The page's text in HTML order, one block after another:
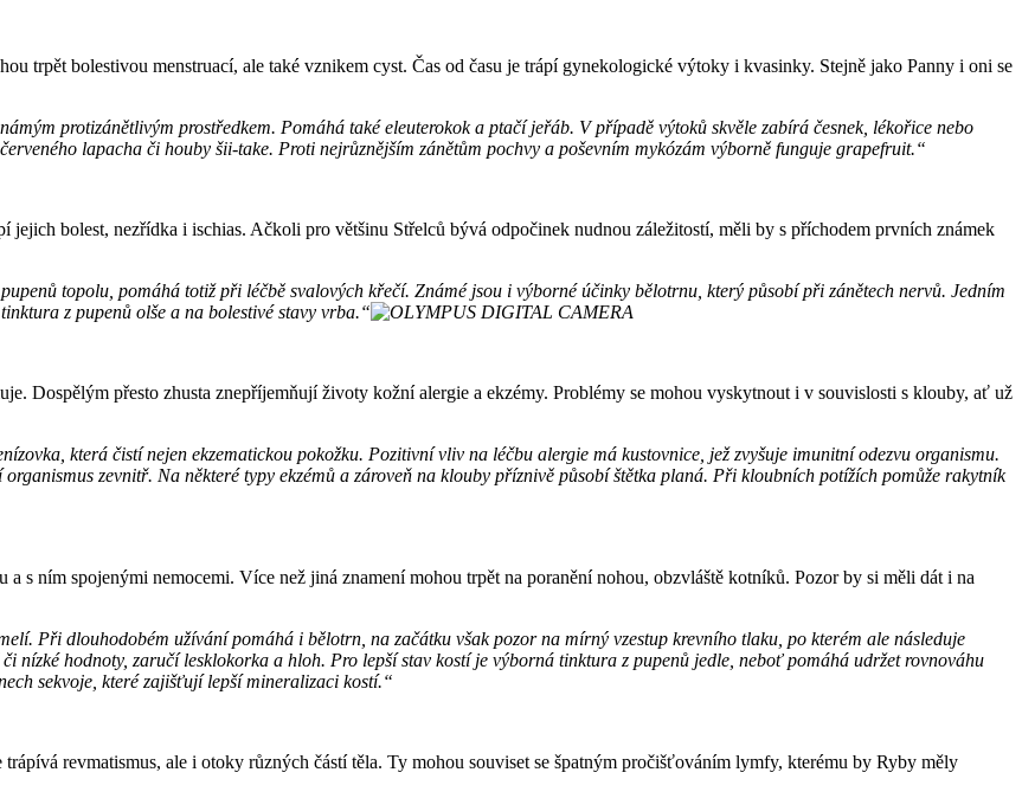
trpět bolestivou menstruací, ale také vznikem cyst. Čas od času je trápí gynekologické výtoky i kvasinky. Stejně jako Panny i oni se
protizánětlivým prostředkem. Pomáhá také eleuterokok a ptačí jeřáb. V případě výtoků skvěle zabírá česnek, lékořice nebo
lapacha či houby šii-take. Proti nejrůznějším zánětům pochvy a poševním mykózám výborně funguje grapefruit.“
jejich bolest, nezřídka i ischias. Ačkoli pro většinu Střelců bývá odpočinek nudnou záležitostí, měli by s příchodem prvních známek
topolu, pomáhá totiž při léčbě svalových křečí. Známé jsou i výborné účinky bělotrnu, který působí při zánětech nervů. Jedním
z pupenů olše a na bolestivé stavy vrba.“
Dospělým přesto zhusta znepříjemňují životy kožní alergie a ekzémy. Problémy se mohou vyskytnout i v souvislosti s klouby, ať už
která čistí nejen ekzematickou pokožku. Pozitivní vliv na léčbu alergie má kustovnice, jež zvyšuje imunitní odezvu organismu.
zevnitř. Na některé typy ekzémů a zároveň na klouby příznivě působí štětka planá. Při kloubních potížích pomůže rakytník
s ním spojenými nemocemi. Více než jiná znamení mohou trpět na poranění nohou, obzvláště kotníků. Pozor by si měli dát i na
Při dlouhodobém užívání pomáhá i bělotrn, na začátku však pozor na mírný vzestup krevního tlaku, po kterém ale následuje
nízké hodnoty, zaručí lesklokorka a hloh. Pro lepší stav kostí je výborná tinktura z pupenů jedle, neboť pomáhá udržet rovnováhu
sekvoje, které zajišťují lepší mineralizaci kostí.“
revmatismus, ale i otoky různých částí těla. Ty mohou souviset se špatným pročišťováním lymfy, kterému by Ryby měly